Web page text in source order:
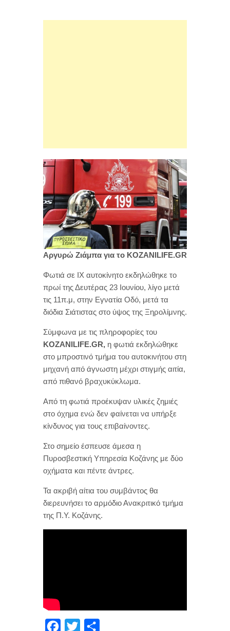
Αργυρώ Ζιάμπα για το KOZANILIFE.GR
Φωτιά σε ΙΧ αυτοκίνητο εκδηλώθηκε το
πρωί της Δευτέρας 23 Ιουνίου, λίγο μετά
τις 11π.μ, στην Εγνατία Οδό, μετά τα
διόδια Σιάτιστας στο ύψος της Ξηρολίμνης.
Σύμφωνα με τις πληροφορίες του
KOZANILIFE.GR, η φωτιά εκδηλώθηκε
στο μπροστινό τμήμα του αυτοκινήτου στη
μηχανή από άγνωστη μέχρι στιγμής αιτία,
από πιθανό βραχυκύκλωμα.
Από τη φωτιά προέκυψαν υλικές ζημιές
στο όχημα ενώ δεν φαίνεται να υπήρξε
κίνδυνος για τους επιβαίνοντες.
Στο σημείο έσπευσε άμεσα η
Πυροσβεστική Υπηρεσία Κοζάνης με δύο
οχήματα και πέντε άντρες.
Τα ακριβή αίτια του συμβάντος θα
διερευνήσει το αρμόδιο Ανακριτικό τμήμα
της Π.Υ. Κοζάνης.